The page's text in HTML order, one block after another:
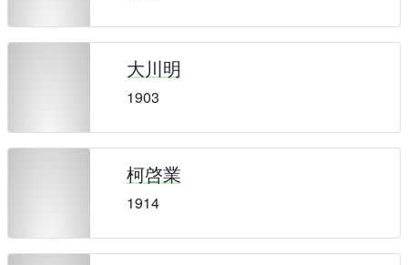
大川明
1903
柯啓業
1914